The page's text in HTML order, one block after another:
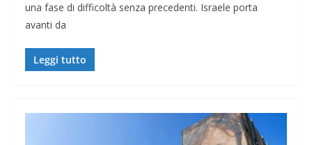
una fase di difficoltà senza precedenti. Israele porta
avanti da
Leggi tutto